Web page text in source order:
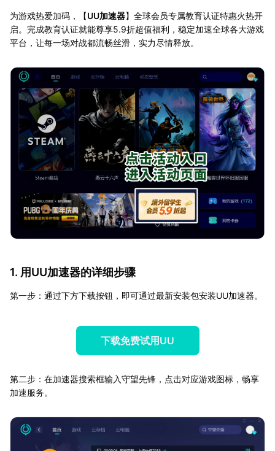
为游戏热爱加码，【UU加速器】全球会员专属教育认证特惠火热开
启。完成教育认证就能尊享5.9折超值福利，稳定加速全球各大游戏
平台，让每一场对战都流畅丝滑，实力尽情释放。
1. 用UU加速器的详细步骤
第一步：通过下方下载按钮，即可通过最新安装包安装UU加速器。
下载免费试用UU
第二步：在加速器搜索框输入守望先锋，点击对应游戏图标，畅享
加速服务。